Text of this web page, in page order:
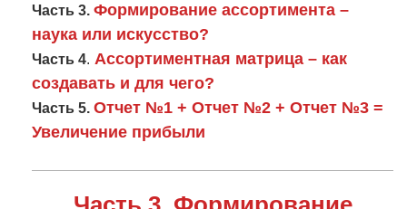
Часть 3. Формирование ассортимента –
наука или искусство?
Часть 4. Ассортиментная матрица – как
создавать и для чего?
Часть 5. Отчет №1 + Отчет №2 + Отчет №3 =
Увеличение прибыли